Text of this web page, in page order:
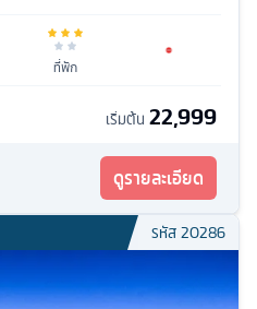
ที่พัก
เริ่มต้น 22,999
ดูรายละเอียด
รหัส20286